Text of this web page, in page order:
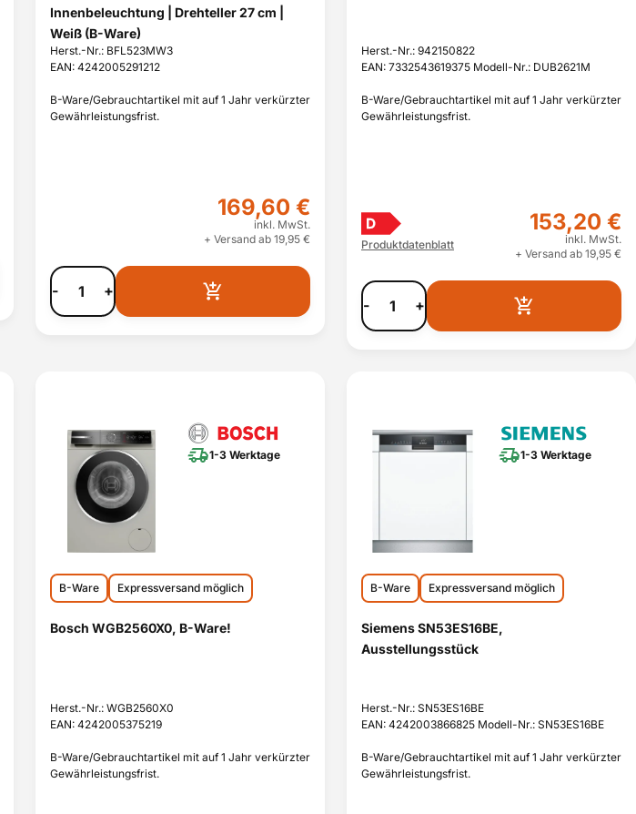
Innenbeleuchtung | Drehteller 27 cm |
Weiß (B-Ware)
Herst.-Nr.: BFL523MW3
EAN: 4242005291212
B-Ware/Gebrauchtartikel mit auf 1 Jahr verkürzter
Gewährleistungsfrist.
169,60 €
inkl. MwSt.
+ Versand ab 19,95 €
- +
Herst.-Nr.: 942150822
EAN: 7332543619375 Modell-Nr.: DUB2621M
B-Ware/Gebrauchtartikel mit auf 1 Jahr verkürzter
Gewährleistungsfrist.
D
Produktdatenblatt
153,20 €
inkl. MwSt.
+ Versand ab 19,95 €
- +
1-3 Werktage
B-Ware Expressversand möglich
Bosch WGB2560X0, B-Ware!
Herst.-Nr.: WGB2560X0
EAN: 4242005375219
B-Ware/Gebrauchtartikel mit auf 1 Jahr verkürzter
Gewährleistungsfrist.
1-3 Werktage
B-Ware Expressversand möglich
Siemens SN53ES16BE,
Ausstellungsstück
Herst.-Nr.: SN53ES16BE
EAN: 4242003866825 Modell-Nr.: SN53ES16BE
B-Ware/Gebrauchtartikel mit auf 1 Jahr verkürzter
Gewährleistungsfrist.